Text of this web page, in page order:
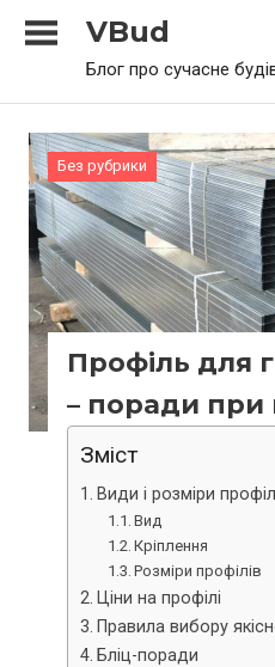
VBud
Блог про сучасне
Без рубрики
Профіль для
– поради при
Зміст
Види і розміри
Вид
Кріплення
Розміри профілів
Ціни на профілі
Правила вибору
Бліц-поради